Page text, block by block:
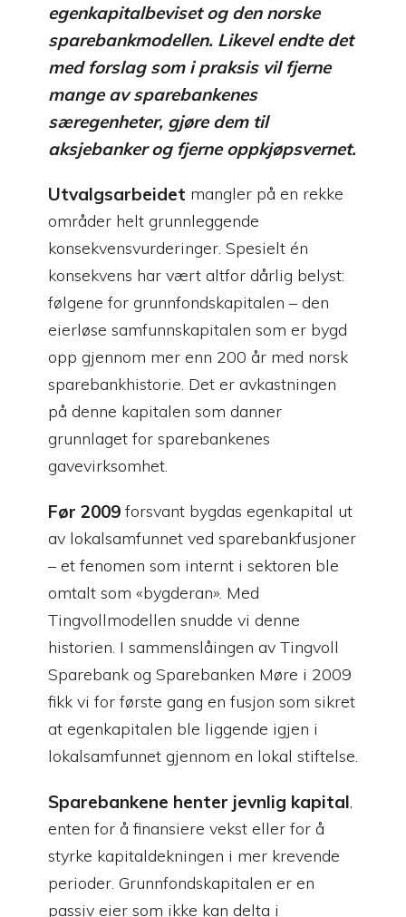
egenkapitalbeviset og den norske
sparebankmodellen. Likevel endte det
med forslag som i praksis vil fjerne
mange av sparebankenes
særegenheter, gjøre dem til
aksjebanker og fjerne oppkjøpsvernet.
Utvalgsarbeidet mangler på en rekke
områder helt grunnleggende
konsekvensvurderinger. Spesielt én
konsekvens har vært altfor dårlig belyst:
følgene for grunnfondskapitalen – den
eierløse samfunnskapitalen som er bygd
opp gjennom mer enn 200 år med norsk
sparebankhistorie. Det er avkastningen
på denne kapitalen som danner
grunnlaget for sparebankenes
gavevirksomhet.
Før 2009 forsvant bygdas egenkapital ut
av lokalsamfunnet ved sparebankfusjoner
– et fenomen som internt i sektoren ble
omtalt som «bygderan». Med
Tingvollmodellen snudde vi denne
historien. I sammenslåingen av Tingvoll
Sparebank og Sparebanken Møre i 2009
fikk vi for første gang en fusjon som sikret
at egenkapitalen ble liggende igjen i
lokalsamfunnet gjennom en lokal stiftelse.
Sparebankene henter jevnlig kapital,
enten for å finansiere vekst eller for å
styrke kapitaldekningen i mer krevende
perioder. Grunnfondskapitalen er en
passiv eier som ikke kan delta i